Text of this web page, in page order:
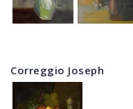
Correggio Joseph